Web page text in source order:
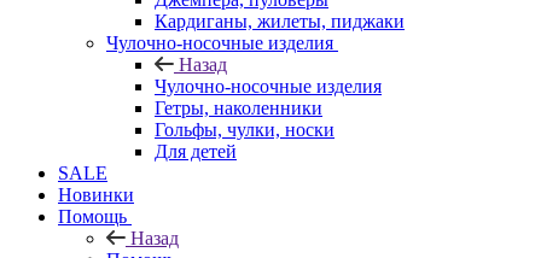
Кардиганы, жилеты, пиджаки
Чулочно-носочные изделия
Назад
Чулочно-носочные изделия
Гетры, наколенники
Гольфы, чулки, носки
Для детей
SALE
Новинки
Помощь
Назад